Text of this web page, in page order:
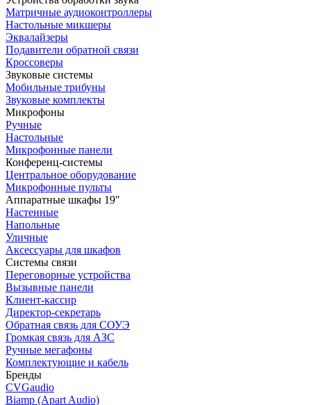
Матричные аудиоконтроллеры
Настольные микшеры
Эквалайзеры
Подавители обратной связи
Кроссоверы
Звуковые системы
Мобильные трибуны
Звуковые комплекты
Микрофоны
Ручные
Настольные
Микрофонные панели
Конференц-системы
Центральное оборудование
Микрофонные пульты
Аппаратные шкафы 19"
Настенные
Напольные
Уличные
Аксессуары для шкафов
Системы связи
Переговорные устройства
Вызывные панели
Клиент-кассир
Директор-секретарь
Обратная связь для СОУЭ
Громкая связь для АЗС
Ручные мегафоны
Комплектующие и кабель
Бренды
CVGaudio
Biamp (Apart Audio)